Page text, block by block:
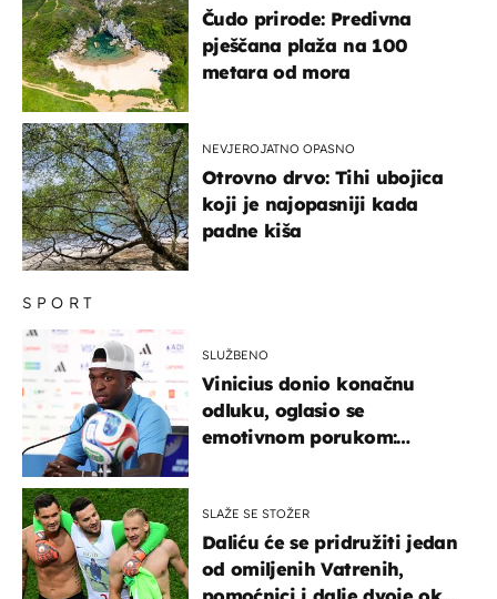
SPORT
SLUŽBENO
Vinicius donio konačnu
odluku, oglasio se
emotivnom porukom:
SLAŽE SE STOŽER
Daliću će se pridružiti jedan
od omiljenih Vatrenih,
Čudo prirode: Predivna
pješčana plaža na 100
metara od mora
NEVJEROJATNO OPASNO
Otrovno drvo: Tihi ubojica
koji je najopasniji kada
padne kiša